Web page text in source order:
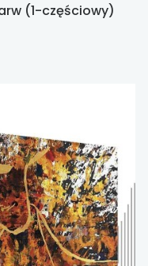
(1-częściowy)